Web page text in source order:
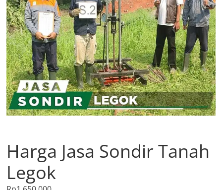
Harga Jasa Sondir Tanah
Legok